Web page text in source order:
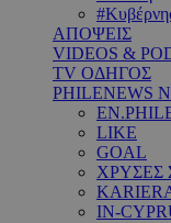
ΑΠΟΨΕΙΣ
VIDEOS &
TV ΟΔΗΓΟΣ
PHILENEWS
LIKE
GOAL
ΧΡΥΣΕΣ
IN-